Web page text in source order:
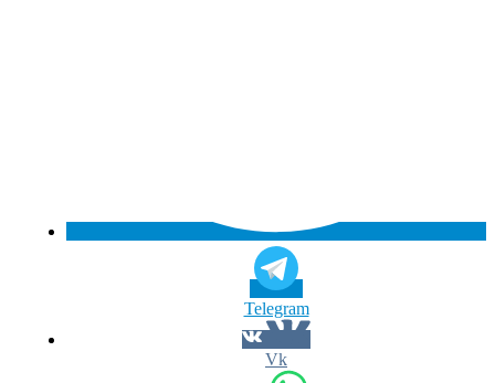
Telegram
Vk